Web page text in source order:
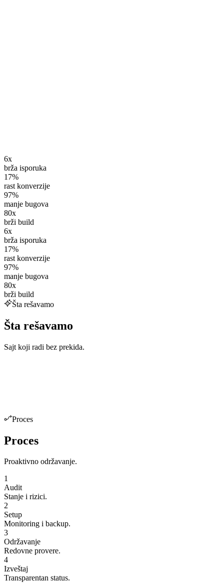
Tehnička SEO osnova
6x
brža isporuka
17%
rast konverzije
97%
manje bugova
80x
brži build
6x
brža isporuka
17%
rast konverzije
97%
manje bugova
80x
brži build
Šta rešavamo
Šta rešavamo
Sajt koji radi bez prekida.
Proces
Proces
Proaktivno održavanje.
1
Audit
Stanje i rizici.
2
Setup
Monitoring i backup.
3
Održavanje
Redovne provere.
4
Izveštaj
Transparentan status.